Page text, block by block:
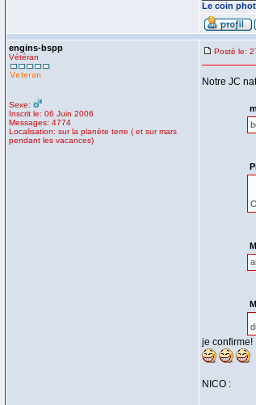
Le coin
engins-bspp
Vétéran
Sexe:
Inscrit le: 06 Juin 2006
Messages: 4774
Localisation: sur la planète terre ( et sur mars
pendant les vacances)
Posté le:
Notre JC
je confirme!
NICO :